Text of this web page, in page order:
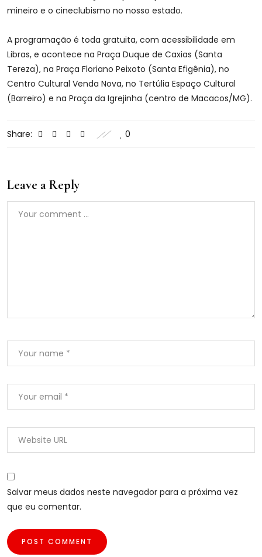
mineiro e o cineclubismo no nosso estado.
A programação é toda gratuita, com acessibilidade em
Libras, e acontece na Praça Duque de Caxias (Santa
Tereza), na Praça Floriano Peixoto (Santa Efigênia), no
Centro Cultural Venda Nova, no Tertúlia Espaço Cultural
(Barreiro) e na Praça da Igrejinha (centro de Macacos/MG).
Share: 0
Leave a Reply
Salvar meus dados neste navegador para a próxima vez
que eu comentar.